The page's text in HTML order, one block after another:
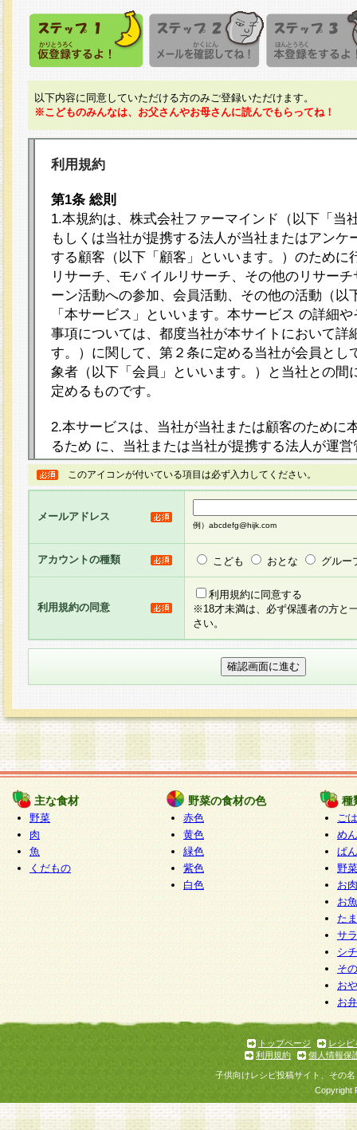
以下内容に同意していただける方のみご登録いただけます。
※こどものみんなは、お父さんやお母さんに読んでもらってね！
利用規約
第1条 総則
1.本規約は、株式会社ファーマインド（以下「当
もしくは当社が提携する法人が当社またはアンケ
する顧客（以下「顧客」といいます。）のために
リサーチ、モバ イルリサーチ、その他のリサー
ーン活動への参加、会員活動、その他の活動（以
「本サービス」といいます。本サービス の詳細
事項については、都度当社が本サイトにおいて詳
す。）に関して、第２条に定める当社が会員とし
象者（以下「会員」といいます。）と当社との間
定めるものです。
2.本サービスは、当社が当社または顧客のために
るため に、当社または当社が提携する法人が運
ト（以下「本サイト」といいます。）上に本サー
ージを設け、会員がアンケー ト調査に回答する
し、その結果を当社が集計・分析その他の利用を
るものです。なお、本サービスは、それぞれの目
員に対して本サービスの依頼を行うこともあり、
た全ての会員に対して本サービスの依頼をすると
りま す。
3.当社は、会員の事前の承諾を得ることなく、当
方 法・手段にて、本規約を任意に制定、変更ま
きるものとします。改定後の本規約等は、本規約
に掲示したときに、その 他の諸規定については
てその効力を生じるものとします。
4.本規約は、会員登録希望者による会員登録手続
の当社による会員登録の承認が完了した時点で会
たものとみなされ、会員に対して適用されるもの
5.当社がお聞きする個人情報は、すべて会員登録
で提 供いただいたものと考えております。従っ
自らの個人情報の提供を希望されない場合には、
をお預かりいたしません が、提供されないこと
商品やサービス等をご利用いただけない場合があ
了承ください。
6.当社は、お客様から当社が保有している個人情
加・ 利用停止等を求められた場合には、ご本人
て確認できた場合に限り、法令に準拠して合理的
いただきます。なお、開示 請求等の請求先は個
ります。
1.会員とは、本規約等を承諾のうえ、当社所定の
了し、当社が承認した者、グループとします。な
が以下に該当する場合は会員登録をすることがで
このアイコンが付いている項目は必ず入力してください。
メールアドレス
例）abcdefg@hijk.com
アカウントの種類 こども おとな グルー
利用規約の同意
利用規約に同意する
※18才未満は、必ず保護者の方と
さい。
主な食材
野菜
肉
魚
くだもの
野菜の食材の色
赤色
黄色
緑色
紫色
白色
種
ご
めん
ぱん
野
お
お
た
サ
シ
そ
お
お
トップページ
レシピ
利用規約
個人情報保
子供向けレシピ投稿サイト、その
Copyright